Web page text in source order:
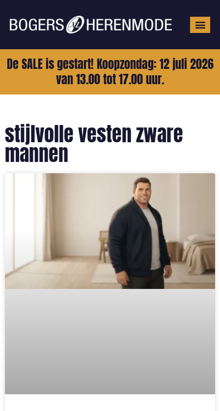
De SALE is gestart! Koopzondag: 12 juli 2026
van 13.00 tot 17.00 uur.
stijlvolle vesten zware
mannen